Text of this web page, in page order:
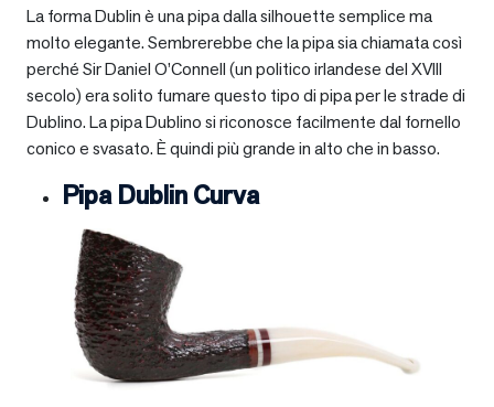
La forma Dublin è una pipa dalla silhouette semplice ma
molto elegante. Sembrerebbe che la pipa sia chiamata così
perché Sir Daniel O’Connell (un politico irlandese del XVIII
secolo) era solito fumare questo tipo di pipa per le strade di
Dublino. La pipa Dublino si riconosce facilmente dal fornello
conico e svasato. È quindi più grande in alto che in basso.
Pipa Dublin Curva